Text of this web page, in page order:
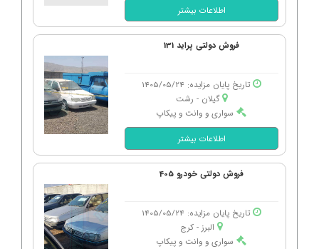
اطلاعات بیشتر
فروش دولتی پراید 131
تاریخ پایان مزایده: 1405/05/24
گیلان - رشت
سواری و وانت و پیکاپ
اطلاعات بیشتر
فروش دولتی خودرو 405
تاریخ پایان مزایده: 1405/05/24
البرز - كرج
سواری و وانت و پیکاپ